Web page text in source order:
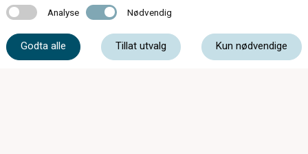
Analyse Analyse Nødvendig Nødvendig
Godta alle Tillat utvalg Kun nødvendige